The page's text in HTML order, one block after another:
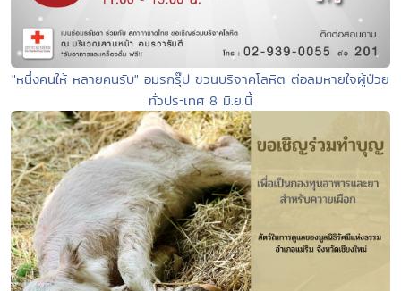
"หนึ่งคนให้ หลายคนรับ" อมรกรุ๊ป ชวนบริจาคโลหิต ต่อลมหายใจผู้ป่วย
ทั่วประเทศ 8 มิ.ย.นี้